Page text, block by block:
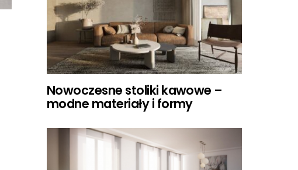
Nowoczesne stoliki kawowe –
modne materiały i formy